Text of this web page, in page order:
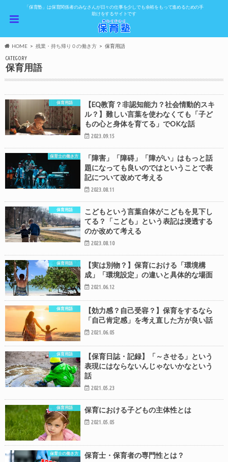
「保育塾」は保育関係者のみなさんが日々の仕事を少しでも余裕をもって進めるための手
助けをするサイトです
HOME 残業・持ち帰り０の働き方 保育用語
CATEGORY
保育用語
保育用語
【EQ教育？非認知能力？社会情動的スキ
ル？】難しい言葉を使わなくても「子ど
もの心と身体を育てる」でOKな話
2023.09.15
保育士の働き方
「障害」「障碍」「障がい」はもっと話
題になっても良いのではということで表
記について改めて考える
2023.08.11
保育用語
こどもという言葉自体がこどもを見下し
てる？「こども」という表記は浸透する
のか改めて考える
2023.08.10
保育用語
【実は別物？】保育における「環境構
成」「環境設定」の違いと具体的な場面
2021.06.12
保育用語
【効力感？自己受容？】保育をするなら
「自己肯定感」を考え直した方が良い話
2021.06.05
保育用語
【保育日誌・記録】「～させる」という
表現にはならないんじゃないかなという
話
2021.05.23
保育用語 保育における子どもの主体性とは
2021.05.05
保育士の働き方 保育士・保育者の専門性とは？